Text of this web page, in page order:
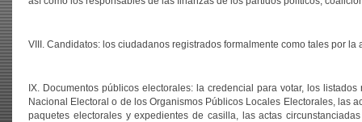
VIII. Candidatos: los ciudadanos registrados formalmente como tales por la
IX. Documentos públicos electorales: la credencial para votar, los
Nacional Electoral o de los Organismos Públicos Locales Electorales, las
paquetes electorales y expedientes de casilla, las actas